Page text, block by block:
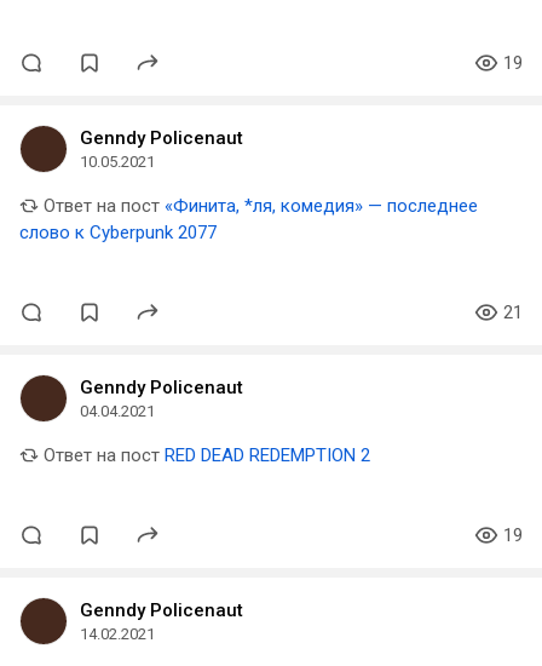
19
Genndy Policenaut
10.05.2021
Ответ на пост «Финита, *ля, комедия» — последнее
слово к Cyberpunk 2077
21
Genndy Policenaut
04.04.2021
Ответ на пост RED DEAD REDEMPTION 2
19
Genndy Policenaut
14.02.2021